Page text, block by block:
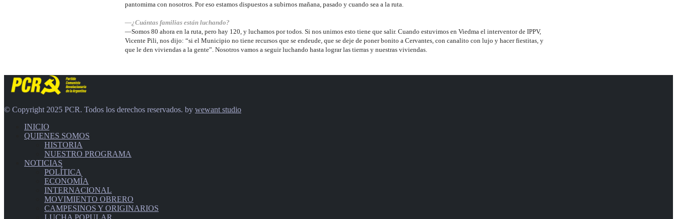
pantomima con nosotros. Por eso estamos dispuestos a subirnos mañana, pasado y cuando sea a la ruta.
—¿Cuántas familias están luchando?
—Somos 80 ahora en la ruta, pero hay 120, y luchamos por todos. Si nos unimos esto tiene que salir. Cuando estuvimos en Viedma el interventor de IPPV,
Vicente Pili, nos dijo: “si el Municipio no tiene recursos que se endeude, que se deje de poner bonito a Cervantes, con canalito con lujo y hacer fiestitas, y
que le den viviendas a la gente”. Nosotros vamos a seguir luchando hasta lograr las tierras y nuestras viviendas.
© Copyright 2025 PCR. Todos los derechos reservados. by wewant studio
INICIO
QUIENES SOMOS
HISTORIA
NUESTRO PROGRAMA
NOTICIAS
POLÍTICA
ECONOMÍA
INTERNACIONAL
MOVIMIENTO OBRERO
CAMPESINOS Y ORIGINARIOS